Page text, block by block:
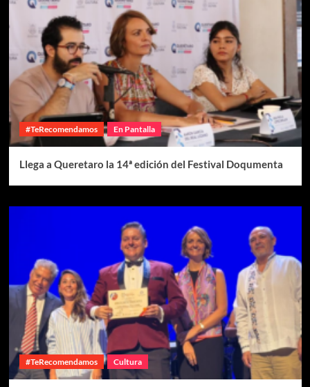
#TeRecomendamos En Pantalla
Llega a Queretaro la 14ª edición del Festival Doqumenta
#TeRecomendamos Cultura